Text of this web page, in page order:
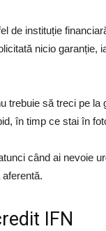
de instituție
nicio garanție,
trebuie să treci pe
în timp ce stai în
când ai nevoie
IFN